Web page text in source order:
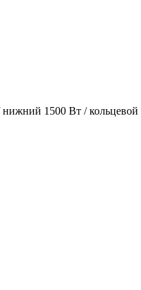
нижний 1500 Вт /